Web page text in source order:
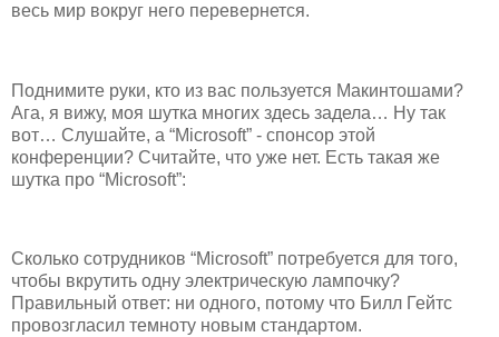
весь мир вокруг него перевернется.
Поднимите руки, кто из вас пользуется Макинтошами?
Ага, я вижу, моя шутка многих здесь задела… Ну так
вот… Слушайте, а “Microsoft” - спонсор этой
конференции? Считайте, что уже нет. Есть такая же
шутка про “Microsoft”:
Сколько сотрудников “Microsoft” потребуется для того,
чтобы вкрутить одну электрическую лампочку?
Правильный ответ: ни одного, потому что Билл Гейтс
провозгласил темноту новым стандартом.